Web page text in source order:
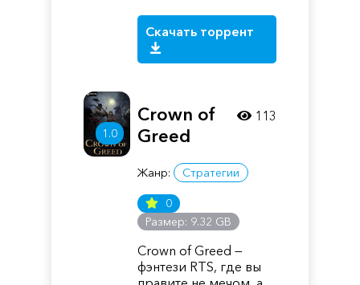
Скачать торрент
1.0
Crown of
Greed
Жанр: Стратегии
0
Размер: 9.32 GB
Crown of Greed —
фэнтези RTS, где вы
113